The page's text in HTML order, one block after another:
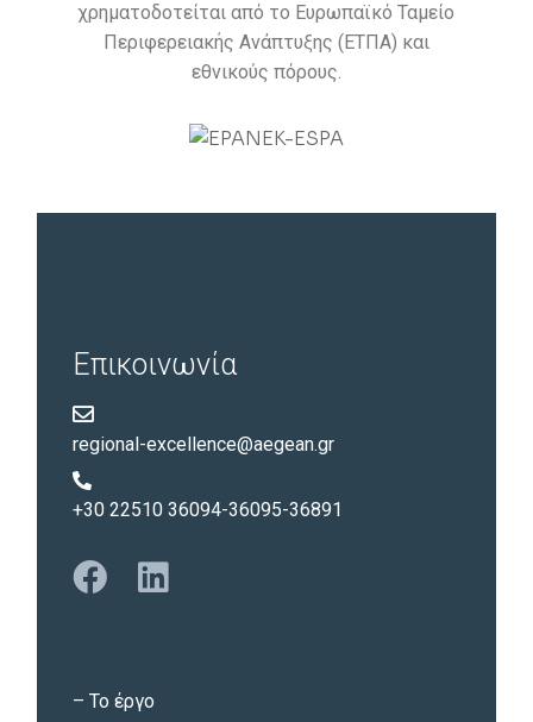
χρηματοδοτείται από το Ευρωπαϊκό Ταμείο
Περιφερειακής Ανάπτυξης (ΕΤΠΑ) και
εθνικούς πόρους.
Επικοινωνία
regional-excellence@aegean.gr
+30 22510 36094-36095-36891
–Το έργο